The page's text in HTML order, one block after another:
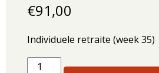
€91,00
Individuele retraite (week 35)
Individuele